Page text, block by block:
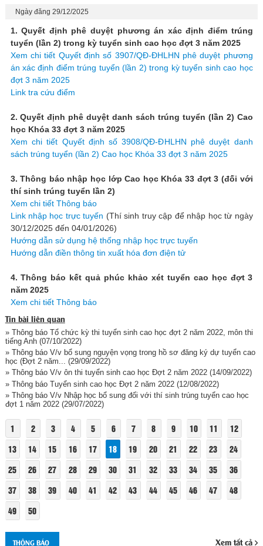
Ngày đăng 29/12/2025
1. Quyết định phê duyệt phương án xác định điểm trúng
tuyển (lần 2) trong kỳ tuyển sinh cao học đợt 3 năm 2025
Xem chi tiết Quyết định số 3907/QĐ-ĐHLHN phê duyệt phương
án xác định điểm trúng tuyển (lần 2) trong kỳ tuyển sinh cao học
đợt 3 năm 2025
Link tra cứu điểm
2. Quyết định phê duyệt danh sách trúng tuyển (lần 2) Cao
học Khóa 33 đợt 3 năm 2025
Xem chi tiết Quyết định số 3908/QĐ-ĐHLHN phê duyệt danh
sách trúng tuyển (lần 2) Cao học Khóa 33 đợt 3 năm 2025
3. Thông báo nhập học lớp Cao học Khóa 33 đợt 3 (đối với
thí sinh trúng tuyển lần 2)
Xem chi tiết Thông báo
Link nhập học trực tuyến (Thí sinh truy cập để nhập học từ ngày
30/12/2025 đến 04/01/2026)
Hướng dẫn sử dụng hệ thống nhập học trực tuyến
Hướng dẫn điền thông tin xuất hóa đơn điện tử
4. Thông báo kết quả phúc khảo xét tuyển cao học đợt 3
năm 2025
Xem chi tiết Thông báo
Tin bài liên quan
» Thông báo Tổ chức kỳ thi tuyển sinh cao học đợt 2 năm 2022, môn thi
tiếng Anh(07/10/2022)
» Thông báo V/v bổ sung nguyện vọng trong hồ sơ đăng ký dự tuyển cao
học (Đợt 2 năm... (29/09/2022)
» Thông báo V/v ôn thi tuyển sinh cao học Đợt 2 năm 2022(14/09/2022)
» Thông báo Tuyển sinh cao học Đợt 2 năm 2022(12/08/2022)
» Thông báo V/v Nhập học bổ sung đối với thí sinh trúng tuyển cao học
đợt 1 năm 2022(29/07/2022)
1 2 3 4 5 6 7 8 9 10 11
12
13
14 15 16 17 18 19 20 21 22 23
24
25
26 27 28 29 30 31 32 33 34 35
36
37
38 39 40 41 42 43 44 45 46 47
48
49
50
THÔNG BÁO Xem tất cả